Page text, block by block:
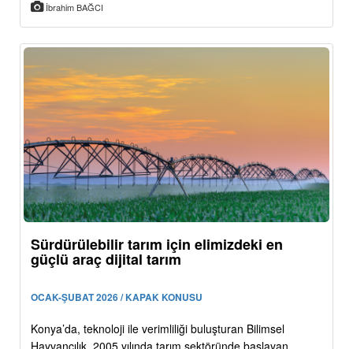
İbrahim BAĞCI
Sürdürülebilir tarım için elimizdeki en
güçlü araç dijital tarım
OCAK-ŞUBAT 2026 / KAPAK KONUSU
Konya’da, teknoloji ile verimliliği buluşturan Bilimsel
Hayvancılık, 2005 yılında tarım sektöründe başlayan